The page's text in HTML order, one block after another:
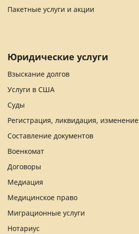
Пакетные услуги и акции
Юридические услуги
Взыскание долгов
Услуги в США
Суды
Регистрация, ликвидация, изменение
Составление документов
Военкомат
Договоры
Медиация
Медицинское право
Миграционные услуги
Нотариус